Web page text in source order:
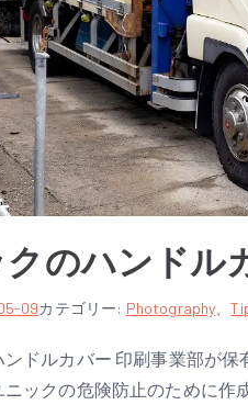
クのハンドル
09カテゴリー: Photography 、
ドルカバー 印刷事業部が
ックの危険防止のために作